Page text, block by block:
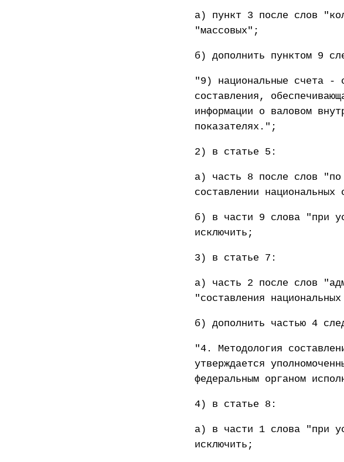
а) пункт 3 после слов
"массовых";
б) дополнить пунктом 9
"9) национальные счета -
составления,
информации о валовом
показателях.";
2) в статье 5:
а) часть 8 после слов "по
составлении национальных
б) в части 9 слова "при
исключить;
3) в статье 7:
а) часть 2 после слов
"составления
б) дополнить частью 4
"4. Методология
утверждается
федеральным органом
4) в статье 8:
а) в части 1 слова "при
исключить;